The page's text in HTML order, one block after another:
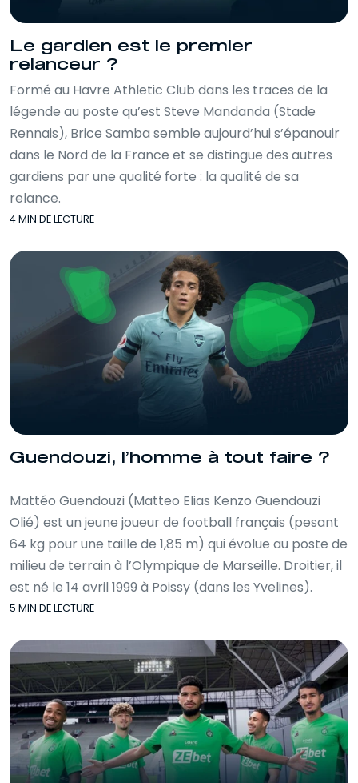
Le gardien est le premier
relanceur ?
Formé au Havre Athletic Club dans les traces de la
légende au poste qu’est Steve Mandanda (Stade
Rennais), Brice Samba semble aujourd’hui s’épanouir
dans le Nord de la France et se distingue des autres
gardiens par une qualité forte : la qualité de sa
relance.
4 MIN DE LECTURE
Guendouzi, l’homme à tout faire ?
Mattéo Guendouzi (Matteo Elias Kenzo Guendouzi
Olié) est un jeune joueur de football français (pesant
64 kg pour une taille de 1,85 m) qui évolue au poste de
milieu de terrain à l’Olympique de Marseille. Droitier, il
est né le 14 avril 1999 à Poissy (dans les Yvelines).
5 MIN DE LECTURE